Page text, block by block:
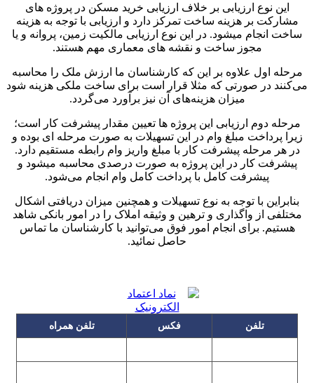
این نوع ارزیابی بر خلاف ارزیابی خرید مسکن در پروژه های
مشارکت بر هزینه ساخت تمرکز دارد و ارزیابی با توجه به هزینه
ساخت انجام میشود. در این نوع ارزیابی مالکیت زمین، پروانه و یا
مجوز ساخت و نقشه های معماری مهم هستند.
مرحله اول علاوه بر این که کارشناسان ما ارزش ملک را محاسبه
می‌کنند در صورتی که مثلا قرار است برای ساخت ملکی هزینه شود
میزان هزینه‌های آن نیز برآورد می‌گردد.
مرحله دوم ارزیابی این پروژه ها تعیین مقدار پیشرفت کار است؛
زیرا پرداخت مبلغ وام در این تسهیلات به صورت مرحله ای بوده و
در هر مرحله پیشرفت کار با مبلغ واریز وام رابطه مستقیم دارد.
پیشرفت کار در این پروژه به صورت درصدی محاسبه میشود و
پیشرفت کامل با پرداخت کامل وام انجام می‌شود.
بنابراین با توجه به نوع تسهیلات و همچنین میزان دریافتی اشکال
مختلفی از واگذاری و ترهین و وثیقه املاک را در امور بانکی شاهد
هستیم. برای انجام امور فوق می‌توانید با کارشناسان ما تماس
حاصل نمائید.
تلفن فکس تلفن همراه